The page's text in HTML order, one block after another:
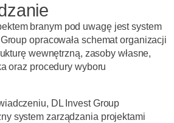
branym pod uwagę jest system
opracowała schemat organizacji
wewnętrzną, zasoby własne,
oraz procedury wyboru
DL Invest Group
system zarządzania projektami